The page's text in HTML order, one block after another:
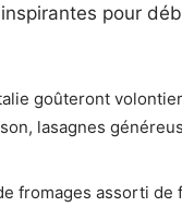
pour
goûteront
lasagnes
fromages assorti de